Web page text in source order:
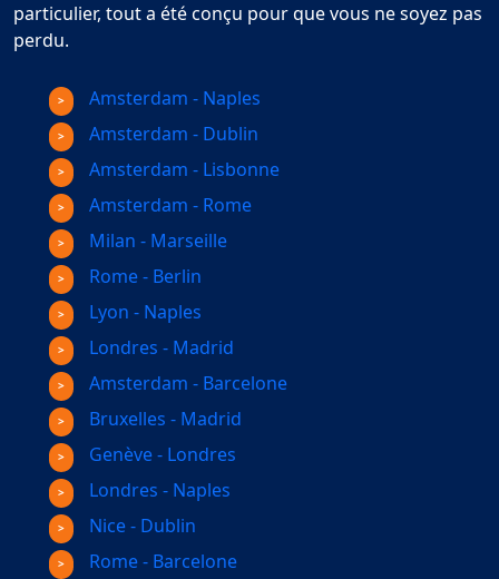
particulier, tout a été conçu pour que vous ne soyez pas
perdu.
Amsterdam - Naples
Amsterdam - Dublin
Amsterdam - Lisbonne
Amsterdam - Rome
Milan - Marseille
Rome - Berlin
Lyon - Naples
Londres - Madrid
Amsterdam - Barcelone
Bruxelles - Madrid
Genève - Londres
Londres - Naples
Nice - Dublin
Rome - Barcelone